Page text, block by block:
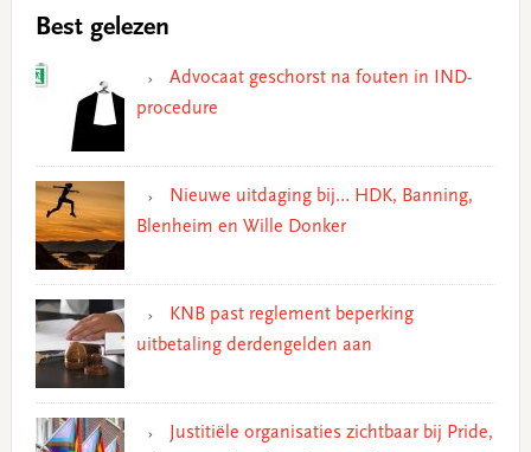
Best gelezen
Advocaat geschorst na fouten in IND-
procedure
Nieuwe uitdaging bij… HDK, Banning,
Blenheim en Wille Donker
KNB past reglement beperking
uitbetaling derdengelden aan
Justitiële organisaties zichtbaar bij Pride,